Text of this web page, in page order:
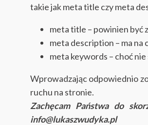
takie jak meta title czy meta
meta title – powinien być
meta description – ma
meta keywords – choć
Wprowadzając odpowiednio
ruchu na stronie.
Zachęcam Państwa do
info@lukaszwudyka.pl